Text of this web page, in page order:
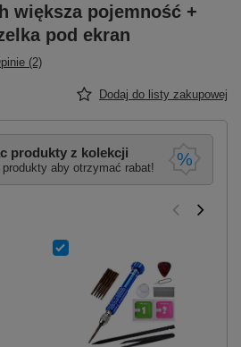
większa pojemność +
pod ekran
(2)
Dodaj do listy zakupowej
produkty z kolekcji
aby otrzymać rabat!